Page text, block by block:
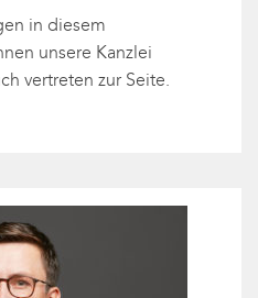
in diesem
unsere Kanzlei
vertreten zur Seite.